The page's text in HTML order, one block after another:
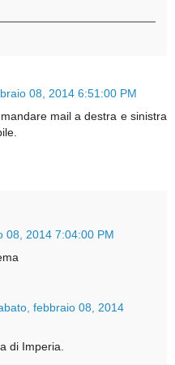
08, 2014 6:51:00 PM
mail a destra e sinistra
08, 2014 7:04:00 PM
febbraio 08, 2014
di Imperia.